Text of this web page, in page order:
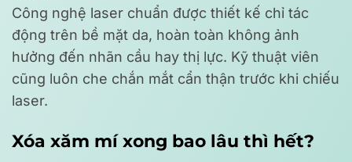
Công nghệ laser chuẩn được thiết kế chỉ tác
động trên bề mặt da, hoàn toàn không ảnh
hưởng đến nhãn cầu hay thị lực. Kỹ thuật viên
cũng luôn che chắn mắt cẩn thận trước khi chiếu
laser.
Xóa xăm mí xong bao lâu thì hết?